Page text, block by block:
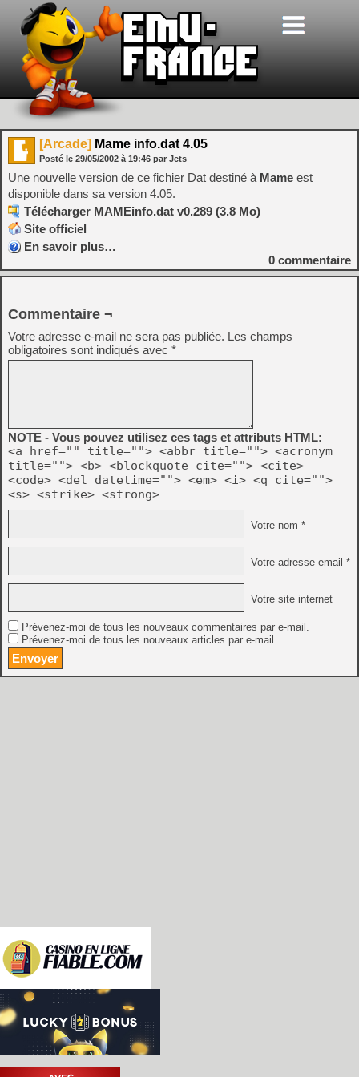
[Arcade] Mame info.dat 4.05
Posté le 29/05/2002 à 19:46 par Jets
Une nouvelle version de ce fichier Dat destiné à Mame est
disponible dans sa version 4.05.
Télécharger MAMEinfo.dat v0.289 (3.8 Mo)
Site officiel
En savoir plus…
0 commentaire
Commentaire ¬
Votre adresse e-mail ne sera pas publiée. Les champs
obligatoires sont indiqués avec *
NOTE - Vous pouvez utilisez ces tags et attributs HTML:
<a href="" title=""> <abbr title=""> <acronym
title=""> <b> <blockquote cite=""> <cite>
<code> <del datetime=""> <em> <i> <q cite="">
<s> <strike> <strong>
Votre nom *
Votre adresse email *
Votre site internet
Prévenez-moi de tous les nouveaux commentaires par e-mail.
Prévenez-moi de tous les nouveaux articles par e-mail.